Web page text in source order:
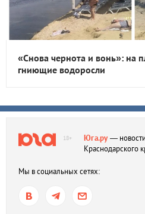
«Снова чернота и вонь»: на
гниющие водоросли
18+ Юга.ру—
Краснодарского
Мы в социальных сетях: